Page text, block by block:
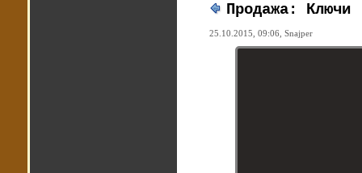
Продажа: Ключи
25.10.2015, 09:06, Snajper